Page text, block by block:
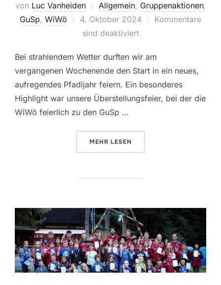
von Luc Vanheiden Allgemein, Gruppenaktionen,
GuSp, WiWö
Veröffentlicht
am
4. Oktober 2024
Kommentare
sind deaktiviert
Bei strahlendem Wetter durften wir am
vergangenen Wochenende den Start in ein neues,
aufregendes Pfadijahr feiern. Ein besonderes
Highlight war unsere Überstellungsfeier, bei der die
WiWö feierlich zu den GuSp …
MEHR ÜBER “STARTFEST 2024”
LESEN